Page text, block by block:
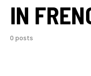
IN
0 posts